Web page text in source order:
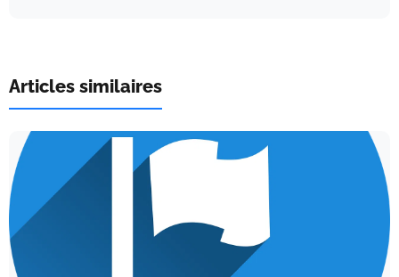
Articles similaires